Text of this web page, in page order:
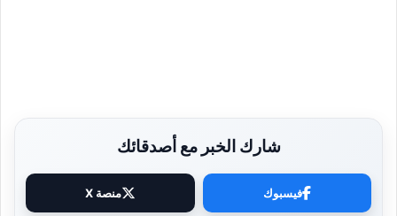
شارك الخبر مع أصدقائك
فيسبوك منصة X